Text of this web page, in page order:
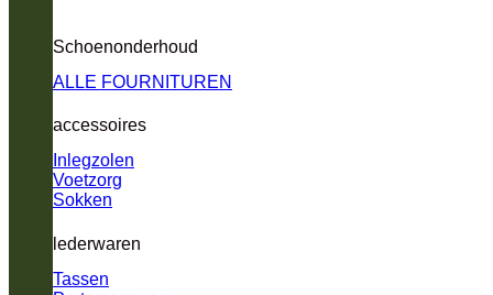
Schoenonderhoud
ALLE FOURNITUREN
accessoires
Inlegzolen
Voetzorg
Sokken
lederwaren
Tassen